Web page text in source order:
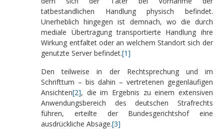
tatbestandlichen Handlung physisch befindet.
Unerheblich hingegen ist demnach, wo die durch
mediale Übertragung transportierte Handlung ihre
Wirkung entfaltet oder an welchem Standort sich der
genutzte Server befindet.[1]
Den teilweise in der Rechtsprechung und im
Schrifttum – bis dahin – vertretenen gegenläufigen
Ansichten[2], die im Ergebnis zu einem extensiven
Anwendungsbereich des deutschen Strafrechts
führen, erteilte der Bundesgerichtshof eine
ausdrückliche Absage.[3]